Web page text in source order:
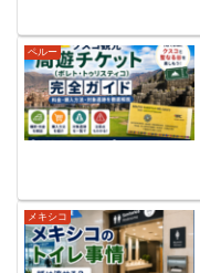
ペルー
メキシコ